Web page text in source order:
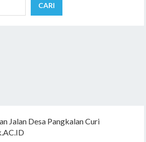
CARI
Jalan Desa Pangkalan Curi